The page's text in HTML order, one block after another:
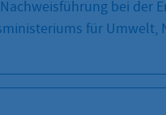
bei der
für Umwelt,